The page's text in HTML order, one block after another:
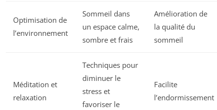
Optimisation de
l’environnement
Sommeil dans
un espace calme,
sombre et frais
Amélioration de
la qualité du
sommeil
Méditation et
relaxation
Techniques pour
diminuer le
stress et
favoriser le
Facilite
l’endormissement